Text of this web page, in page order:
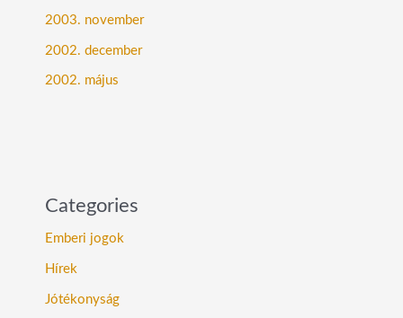
2003. november
2002. december
2002. május
Categories
Emberi jogok
Hírek
Jótékonyság